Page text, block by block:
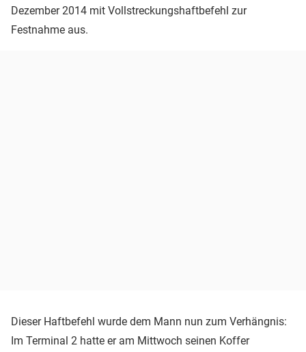
Dezember 2014 mit Vollstreckungshaftbefehl zur
Festnahme aus.
Dieser Haftbefehl wurde dem Mann nun zum Verhängnis:
Im Terminal 2 hatte er am Mittwoch seinen Koffer